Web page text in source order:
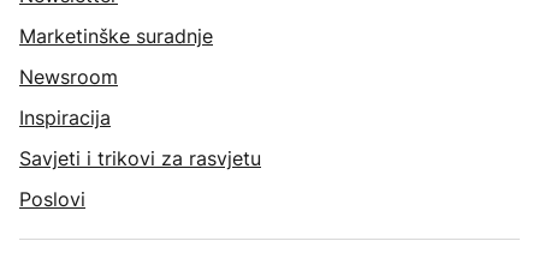
Marketinške suradnje
Newsroom
Inspiracija
Savjeti i trikovi za rasvjetu
Poslovi